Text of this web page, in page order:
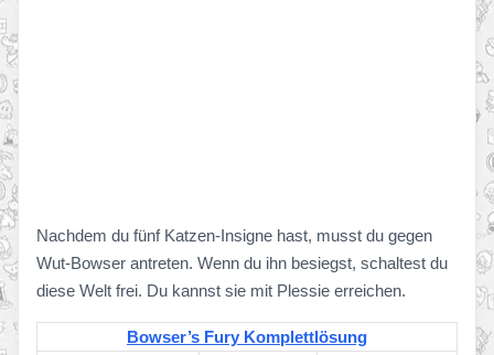
Nachdem du fünf Katzen-Insigne hast, musst du gegen
Wut-Bowser antreten. Wenn du ihn besiegst, schaltest du
diese Welt frei. Du kannst sie mit Plessie erreichen.
Bowser’s Fury Komplettlösung